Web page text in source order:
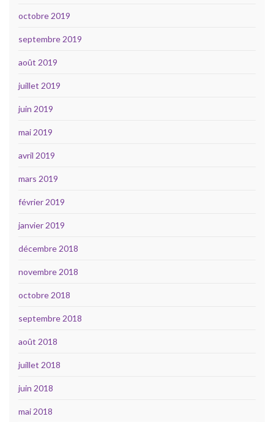
octobre 2019
septembre 2019
août 2019
juillet 2019
juin 2019
mai 2019
avril 2019
mars 2019
février 2019
janvier 2019
décembre 2018
novembre 2018
octobre 2018
septembre 2018
août 2018
juillet 2018
juin 2018
mai 2018